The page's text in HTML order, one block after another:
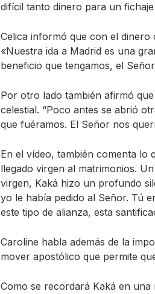
difícil tanto dinero para un
Celica informó que con el
«Nuestra ida a Madrid es una
beneficio que tengamos, el
Por otro lado también afirmó
celestial. “Poco antes se abrió
que fuéramos. El Señor nos
En el vídeo, también comenta lo
llegado virgen al matrimonios.
virgen, Kaká hizo un profundo
yo le había pedido al Señor. Tú
este tipo de alianza, esta
Caroline habla además de la
mover apostólico que permite
Como se recordará Kaká en una